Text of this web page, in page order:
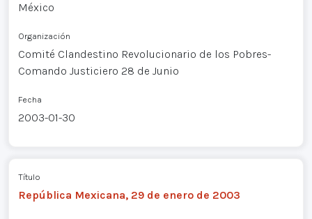
México
Organización
Comité Clandestino Revolucionario de los Pobres-
Comando Justiciero 28 de Junio
Fecha
2003-01-30
Título
República Mexicana, 29 de enero de 2003